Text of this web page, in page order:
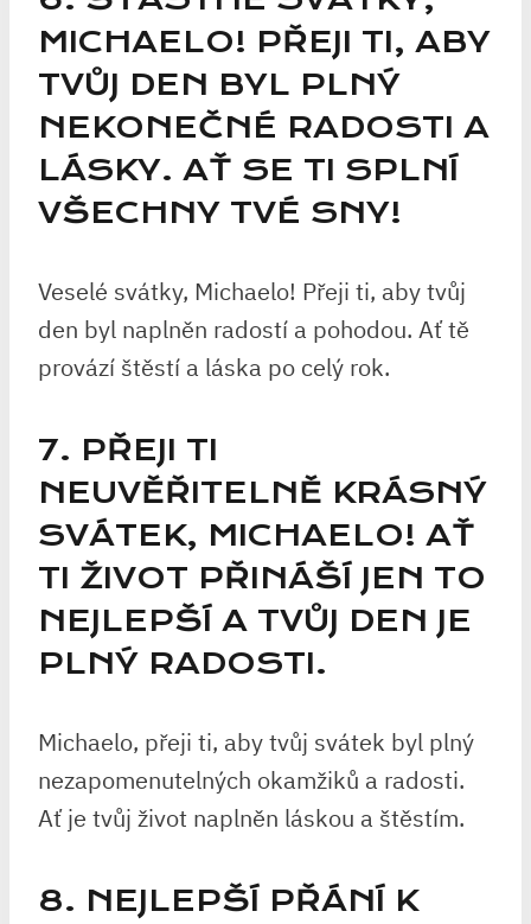
MICHAELO! PŘEJI TI, ABY
TVŮJ DEN BYL PLNÝ
NEKONEČNÉ RADOSTI A
LÁSKY. AŤ SE TI SPLNÍ
VŠECHNY TVÉ SNY!
Veselé svátky, Michaelo! Přeji ti, aby tvůj
den byl naplněn radostí a pohodou. Ať tě
provází štěstí a láska po celý rok.
7. PŘEJI TI
NEUVĚŘITELNĚ KRÁSNÝ
SVÁTEK, MICHAELO! AŤ
TI ŽIVOT PŘINÁŠÍ JEN TO
NEJLEPŠÍ A TVŮJ DEN JE
PLNÝ RADOSTI.
Michaelo, přeji ti, aby tvůj svátek byl plný
nezapomenutelných okamžiků a radosti.
Ať je tvůj život naplněn láskou a štěstím.
8. NEJLEPŠÍ PŘÁNÍ K